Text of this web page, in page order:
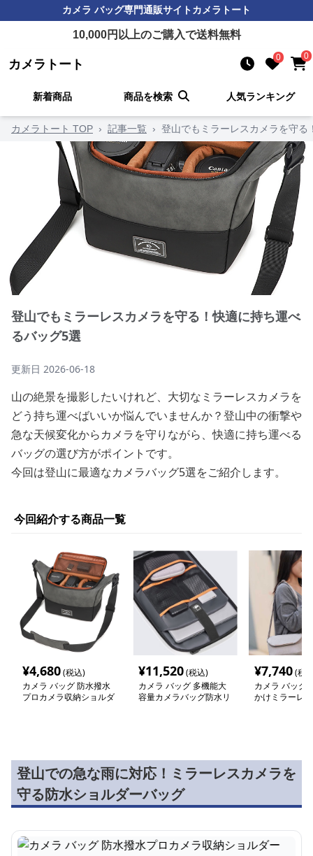
カメラ バッグ専門通販サイトカメラトート
10,000円以上のご購入で送料無料
カメラトート 0 0
新着商品 商品を検索 人気ランキング
カメラトート TOP › 記事一覧 › 登山でもミラーレスカメラを守
登山でもミラーレスカメラを守る！快適に持ち運べ
るバッグ5選
更新日 2026-06-18
山の絶景を撮影したいけれど、大切なミラーレスカメラを
どう持ち運べばいいか悩んでいませんか？登山中の衝撃や
急な天候変化からカメラを守りながら、快適に持ち運べる
バッグの選び方がポイントです。
今回は登山に最適なカメラバッグ5選をご紹介します。
今回紹介する商品一覧
¥4,680(税込)
カメラ バッグ 防水撥水
プロカメラ収納ショルダ
¥11,520(税込)
カメラ バッグ 多機能大
容量カメラバッグ防水リ
¥7,740(税
カメラ バッグ
かけミラーレ
登山での急な雨に対応！ミラーレスカメラを
守る防水ショルダーバッグ